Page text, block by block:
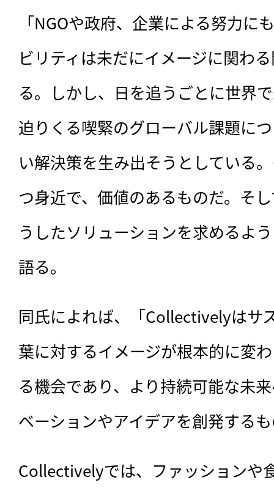
「NGOや政府、企業による努力に
ビリティは未だにイメージに関わ
る。しかし、日を追うごとに世界
迫りくる喫緊のグローバル課題に
い解決策を生み出そうとしている
つ身近で、価値のあるものだ。そ
うしたソリューションを求めるよ
語る。
同氏によれば、「Collectivelyはサ
葉に対するイメージが根本的に変
る機会であり、より持続可能な未
ベーションやアイデアを創発する
Collectivelyでは、ファッションや